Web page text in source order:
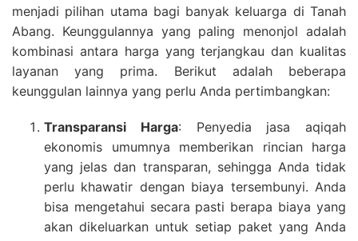
menjadi pilihan utama bagi banyak keluarga di Tanah
Abang. Keunggulannya yang paling menonjol adalah
kombinasi antara harga yang terjangkau dan kualitas
layanan yang prima. Berikut adalah beberapa
keunggulan lainnya yang perlu Anda pertimbangkan:
Transparansi Harga: Penyedia jasa aqiqah
ekonomis umumnya memberikan rincian harga
yang jelas dan transparan, sehingga Anda tidak
perlu khawatir dengan biaya tersembunyi. Anda
bisa mengetahui secara pasti berapa biaya yang
akan dikeluarkan untuk setiap paket yang Anda